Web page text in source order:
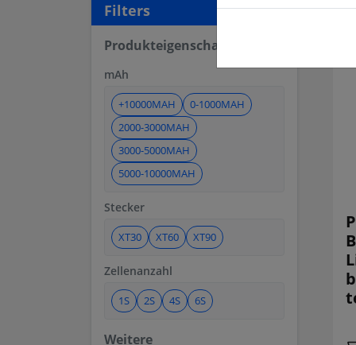
Filters
Produkteigenschaften
mAh
+10000MAH
0-1000MAH
2000-3000MAH
3000-5000MAH
5000-10000MAH
Stecker
XT30 XT60 XT90
Zellenanzahl
1S 2S 4S 6S
Weitere